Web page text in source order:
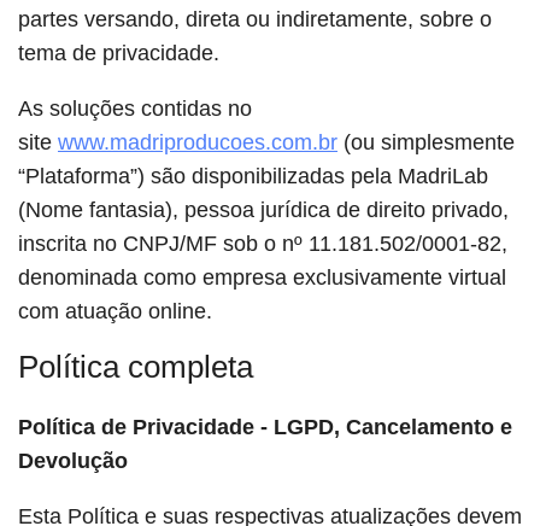
partes versando, direta ou indiretamente, sobre o
tema de privacidade.
As soluções contidas no
site www.madriproducoes.com.br (ou simplesmente
“Plataforma”) são disponibilizadas pela MadriLab
(Nome fantasia), pessoa jurídica de direito privado,
inscrita no CNPJ/MF sob o nº 11.181.502/0001-82,
denominada como empresa exclusivamente virtual
com atuação online.
Política completa
Política de Privacidade - LGPD, Cancelamento e
Devolução
Esta Política e suas respectivas atualizações devem